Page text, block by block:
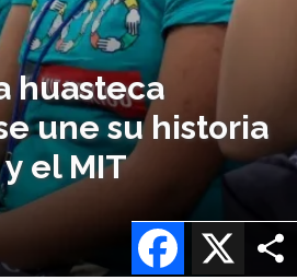
huasteca
une su historia
el MIT
X
Facebook